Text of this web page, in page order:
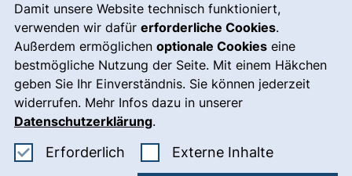
Damit unsere Website technisch funktioniert,
verwenden wir dafür erforderliche Cookies.
Außerdem ermöglichen optionale Cookies eine
bestmögliche Nutzung der Seite. Mit einem Häkchen
geben Sie Ihr Einverständnis. Sie können jederzeit
widerrufen. Mehr Infos dazu in unserer
Datenschutzerklärung.
Erforderlich Erforderliche Cookies akzeptieren
Externe Inhalte: Externe
Leichte Sprache
Gebärdensprache
Notfall(externer Link, öffnet
Impressum
Barrierefreiheit